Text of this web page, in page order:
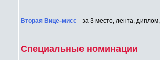
Вторая Вице-мисс - за 3 место, лента,
Специальные номинации